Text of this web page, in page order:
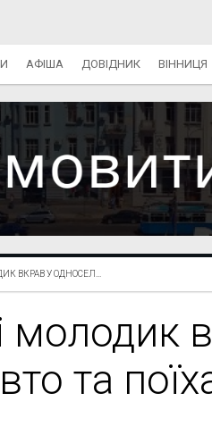
АФІША ДОВІДНИК ВІННИЦЯ
ВКРАВ У ОДНОСЕЛ...
молодик
та